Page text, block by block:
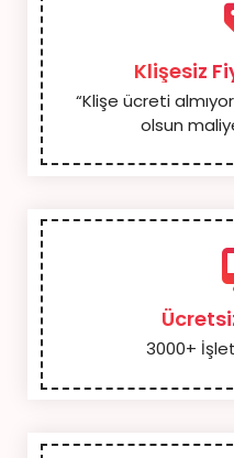
Klişesiz
“Klişe ücreti
olsun
3000+